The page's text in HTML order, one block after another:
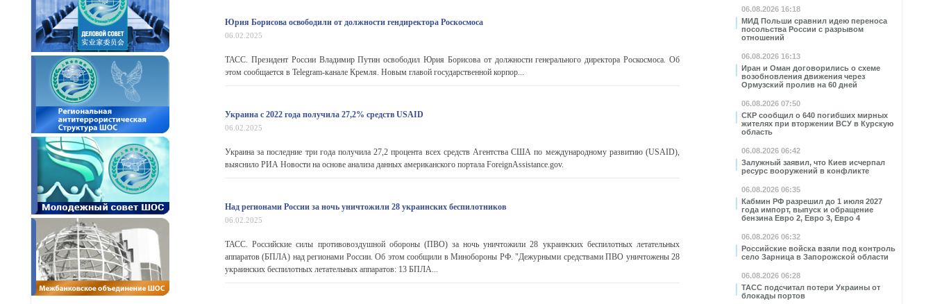
06.08.2026 16:18
МИД Польши сравнил идею переноса
посольства России с разрывом
отношений
06.08.2026 16:13
Иран и Оман договорились о схеме
возобновления движения через
Ормузский пролив на 60 дней
06.08.2026 07:50
СКР сообщил о 640 погибших мирных
жителях при вторжении ВСУ в Курскую
область
06.08.2026 06:42
Залужный заявил, что Киев исчерпал
ресурс вооружений в конфликте
06.08.2026 06:35
Кабмин РФ разрешил до 1 июля 2027
года импорт, выпуск и обращение
бензина Евро 2, Евро 3, Евро 4
06.08.2026 06:32
Российские войска взяли под контроль
село Зарница в Запорожской области
06.08.2026 06:28
ТАСС подсчитал потери Украины от
блокады портов
Юрия Борисова освободили от должности гендиректора Роскосмоса
06.02.2025
ТАСС. Президент России Владимир Путин освободил Юрия Борисова от должности генерального директора Роскосмоса. Об
этом сообщается в Telegram-канале Кремля. Новым главой государственной корпор...
Украина с 2022 года получила 27,2% средств USAID
06.02.2025
Украина за последние три года получила 27,2 процента всех средств Агентства США по международному развитию (USAID),
выяснило РИА Новости на основе анализа данных американского портала ForeignAssistance.gov.
Над регионами России за ночь уничтожили 28 украинских беспилотников
06.02.2025
ТАСС. Российские силы противовоздушной обороны (ПВО) за ночь уничтожили 28 украинских беспилотных летательных
аппаратов (БПЛА) над регионами России. Об этом сообщили в Минобороны РФ. "Дежурными средствами ПВО уничтожены 28
украинских беспилотных летательных аппаратов: 13 БПЛА...